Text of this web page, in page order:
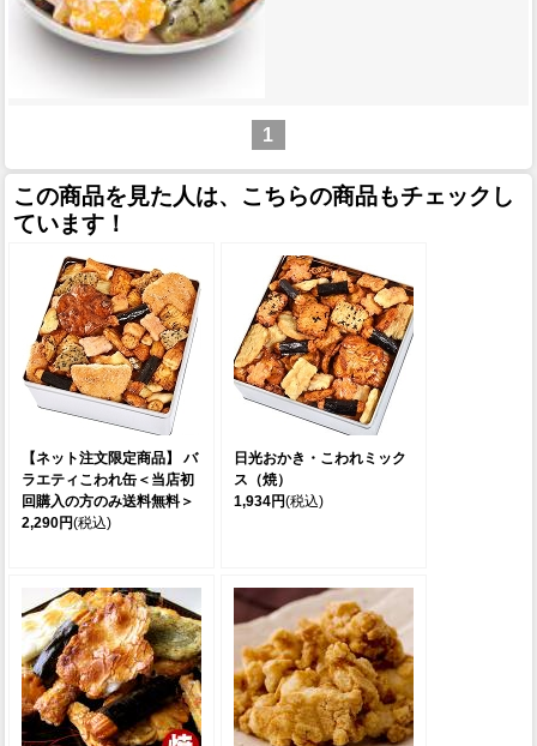
1
この商品を見た人は、こちらの商品もチェックし
ています！
【ネット注文限定商品】 バ
ラエティこわれ缶＜当店初
回購入の方のみ送料無料＞
2,290円(税込)
日光おかき・こわれミック
ス（焼）
1,934円(税込)